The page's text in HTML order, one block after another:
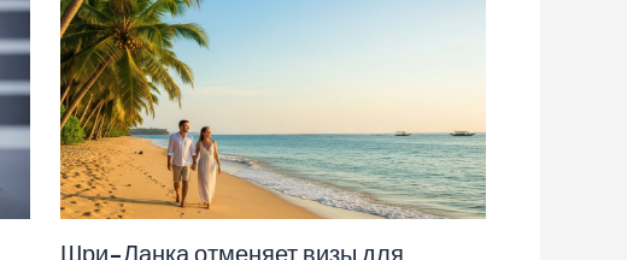
Шри-Ланка отменяет визы для